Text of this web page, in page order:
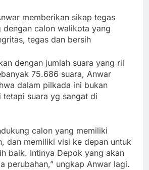
memberikan sikap tegas
dengan calon walikota yang
tegas dan bersih
dengan jumlah suara yang ril
75.686 suara, Anwar
dalam pilkada ini bukan
tetapi suara yg sangat di
calon yang memiliki
dan memiliki visi ke depan untuk
baik. Intinya Depok yang akan
perubahan,” ungkap Anwar lagi.